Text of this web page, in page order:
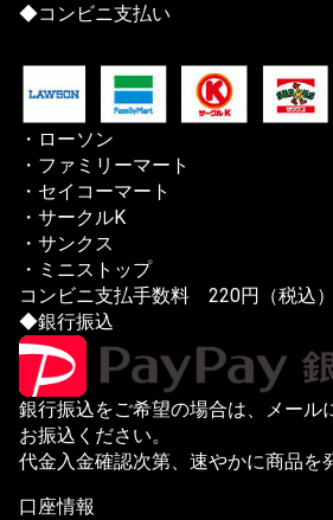
◆コンビニ支払い
・ローソン
・ファミリーマート
・セイコーマート
・サークルK
・サンクス
・ミニストップ
コンビニ支払手数料 220円（税込）
◆銀行振込
銀行振込をご希望の場合は、メール
お振込ください。
代金入金確認次第、速やかに商品を
口座情報